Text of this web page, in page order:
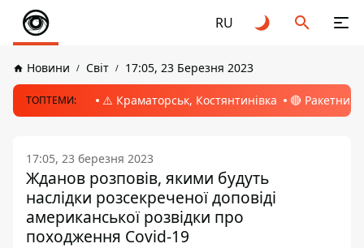
RU
Новини Світ 17:05, 23 Березня 2023
ТОПТЕМИ: ⚠️ Краматорськ, Костянтинівка 🔴 Ракетний
17:05, 23 березня 2023
Жданов розповів, якими будуть
наслідки розсекреченої доповіді
американської розвідки про
походження Covid-19